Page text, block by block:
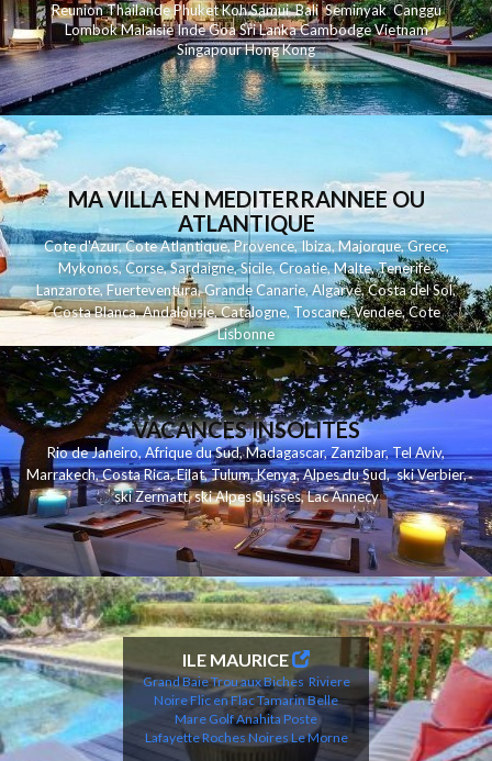
ReunionThailandePhuketKohSamui Bali SeminyakCanggu
LombokMalaisieIndeGoaSri LankaCambodgeVietnam
SingapourHong Kong
MA VILLA EN MEDITERRANNEE OU
ATLANTIQUE
Cote d'Azur,Cote Atlantique,Provence,Ibiza,Majorque,Grece,
Mykonos,Corse,Sardaigne,Sicile,Croatie,Malte,Tenerife,
Lanzarote,Fuerteventura,Grande Canarie,Algarve,Costa del Sol,
Costa Blanca,Andalousie,Catalogne,Toscane,Vendee,Cote
Lisbonne
VACANCES INSOLITES
Rio de Janeiro,Afrique du Sud,Madagascar,Zanzibar,Tel Aviv,
Marrakech,Costa Rica,Eilat,Tulum,Kenya,Alpes du Sud,ski Verbier,
ski Zermatt,ski Alpes Suisses,Lac Annecy
ILE MAURICE
Grand BaieTrou aux Biches Riviere
Noire Flic en FlacTamarinBelle
Mare Golf Anahita Poste
LafayetteRoches NoiresLe Morne